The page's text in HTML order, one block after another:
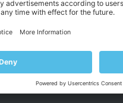
способ лучше использовать,
записи клиента. Вы
Загрузка содержимого с
файлов в Панели клиента
.
визуальный редактор
в разделе
Загрузка